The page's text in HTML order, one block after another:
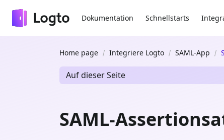
Dokumentation Schnellstarts
Home page Integriere Logto SAML-App
Auf dieser Seite
SAML-